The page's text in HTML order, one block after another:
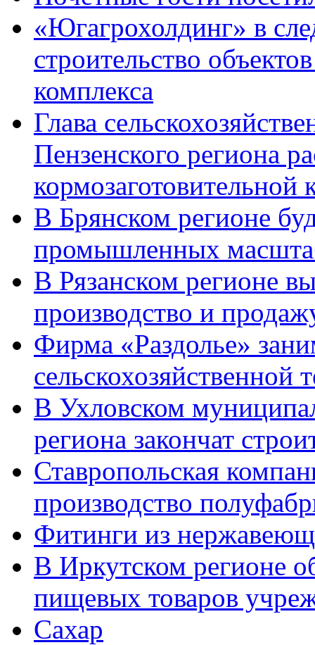
«Югагрохолдинг» в
строительство
комплекса
Глава
Пензенского региона
кормозаготовительной
В Брянском регионе
промышленных
В Рязанском регионе
производство и
Фирма «Раздолье»
сельскохозяйственной
В Ухловском
региона закончат
Ставропольская
производство
Фитинги из
В Иркутском регионе
пищевых товаров
Сахар